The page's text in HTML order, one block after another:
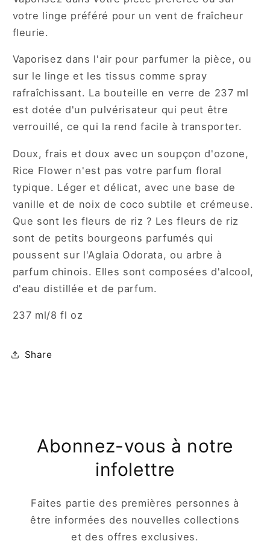
votre linge préféré pour un vent de fraîcheur
fleurie.
Vaporisez dans l'air pour parfumer la pièce, ou
sur le linge et les tissus comme spray
rafraîchissant. La bouteille en verre de 237 ml
est dotée d'un pulvérisateur qui peut être
verrouillé, ce qui la rend facile à transporter.
Doux, frais et doux avec un soupçon d'ozone,
Rice Flower n'est pas votre parfum floral
typique. Léger et délicat, avec une base de
vanille et de noix de coco subtile et crémeuse.
Que sont les fleurs de riz ? Les fleurs de riz
sont de petits bourgeons parfumés qui
poussent sur l'Aglaia Odorata, ou arbre à
parfum chinois. Elles sont composées d'alcool,
d'eau distillée et de parfum.
237 ml/8 fl oz
Share
Abonnez-vous à notre
infolettre
Faites partie des premières personnes à
être informées des nouvelles collections
et des offres exclusives.